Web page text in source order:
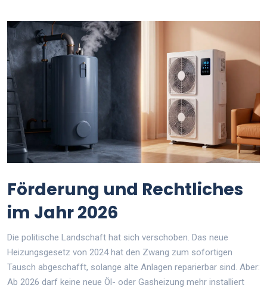
Förderung und Rechtliches
im Jahr 2026
Die politische Landschaft hat sich verschoben. Das neue
Heizungsgesetz von 2024 hat den Zwang zum sofortigen
Tausch abgeschafft, solange alte Anlagen reparierbar sind. Aber:
Ab 2026 darf keine neue Öl- oder Gasheizung mehr installiert